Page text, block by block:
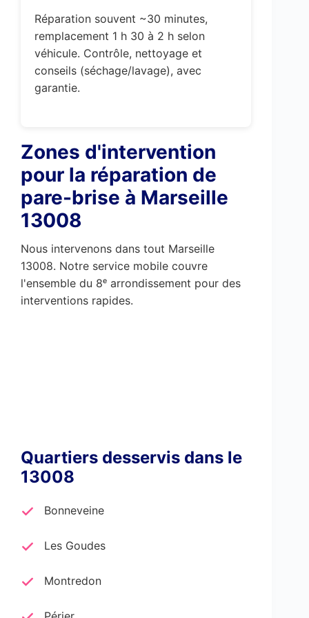
Réparation souvent ~30 minutes,
remplacement 1 h 30 à 2 h selon
véhicule. Contrôle, nettoyage et
conseils (séchage/lavage), avec
garantie.
Zones d'intervention
pour la réparation de
pare-brise à Marseille
13008
Nous intervenons dans tout Marseille
13008. Notre service mobile couvre
l'ensemble du 8ᵉ arrondissement pour des
interventions rapides.
Quartiers desservis dans le
13008
Bonneveine
Les Goudes
Montredon